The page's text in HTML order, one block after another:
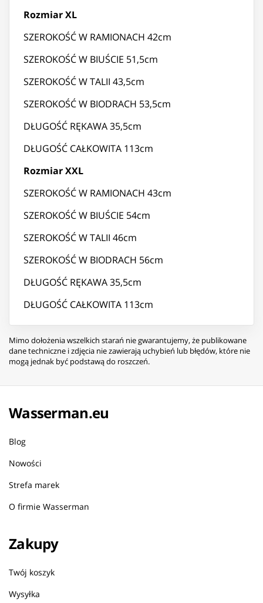
Rozmiar XL
SZEROKOŚĆ W RAMIONACH 42cm
SZEROKOŚĆ W BIUŚCIE 51,5cm
SZEROKOŚĆ W TALII 43,5cm
SZEROKOŚĆ W BIODRACH 53,5cm
DŁUGOŚĆ RĘKAWA 35,5cm
DŁUGOŚĆ CAŁKOWITA 113cm
Rozmiar XXL
SZEROKOŚĆ W RAMIONACH 43cm
SZEROKOŚĆ W BIUŚCIE 54cm
SZEROKOŚĆ W TALII 46cm
SZEROKOŚĆ W BIODRACH 56cm
DŁUGOŚĆ RĘKAWA 35,5cm
DŁUGOŚĆ CAŁKOWITA 113cm
Mimo dołożenia wszelkich starań nie gwarantujemy, że publikowane
dane techniczne i zdjęcia nie zawierają uchybień lub błędów, które nie
mogą jednak być podstawą do roszczeń.
Wasserman.eu
Blog
Nowości
Strefa marek
O firmie Wasserman
Zakupy
Twój koszyk
Wysyłka